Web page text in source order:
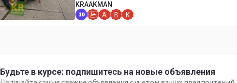
KRAAKMAN
10 A B K
Будьте в курсе: подпишитесь на новые объявления